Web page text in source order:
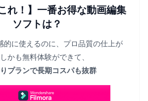
れ！】一番お得な動画編集
ソフトは？
的に使えるのに、プロ品質の仕上が
かも無料体験ができて、
プランで長期コスパも抜群